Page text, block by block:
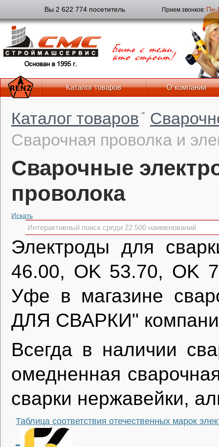
Вы 2 622 774 посетитель Прием звонков: Пн-
Каталог товаров О компании
Каталог товаров
Сварочная проволка и
Сварочные
проволока
Искать
Электроды для
46.00, OK 53.70, OK
Уфе в магазине
ДЛЯ СВАРКИ"
Всегда в наличии
омедненная
сварки нержавейки,
Таблица соответствия отечественных марок